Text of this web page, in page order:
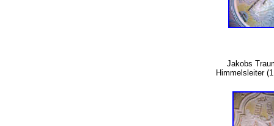
Jakobs
Himmelsleiter